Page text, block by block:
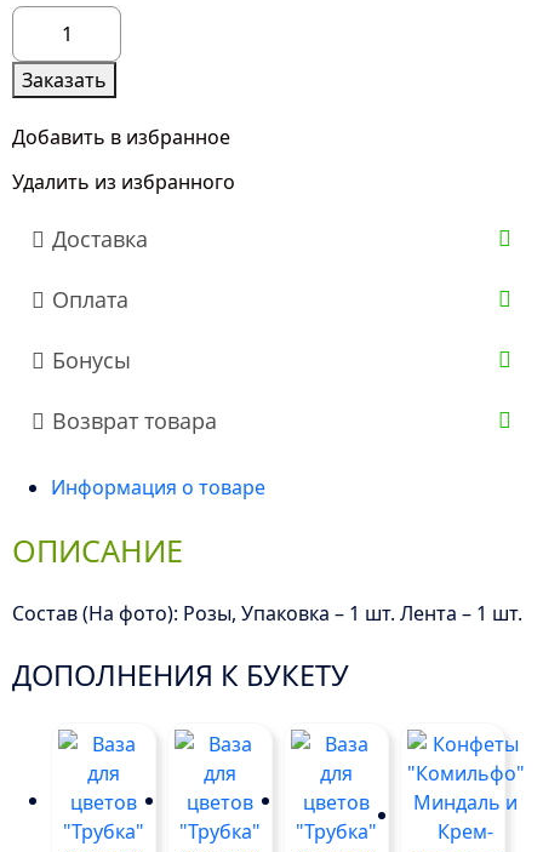
Количество
товара
9
Розовых
Роз
см.)
Заказать
Добавить в избранное
Удалить из избранного
Доставка
Оплата
Бонусы
Возврат товара
Информация о товаре
ОПИСАНИЕ
Состав (На фото): Розы, Упаковка – 1 шт. Лента – 1 шт.
ДОПОЛНЕНИЯ К БУКЕТУ